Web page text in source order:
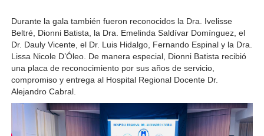
Durante la gala también fueron reconocidos la Dra. Ivelisse
Beltré, Dionni Batista, la Dra. Emelinda Saldívar Domínguez, el
Dr. Dauly Vicente, el Dr. Luis Hidalgo, Fernando Espinal y la Dra.
Lissa Nicole D’Óleo. De manera especial, Dionni Batista recibió
una placa de reconocimiento por sus años de servicio,
compromiso y entrega al Hospital Regional Docente Dr.
Alejandro Cabral.